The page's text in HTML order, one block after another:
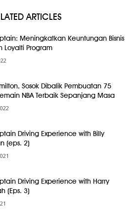
ARTICLES
Meningkatkan Keuntungan Bisnis
Loyalti Program
Sosok Dibalik Pembuatan 75
NBA Terbaik Sepanjang Masa
Driving Experience with Billy
(eps. 2)
Driving Experience with Harry
(Eps. 3)